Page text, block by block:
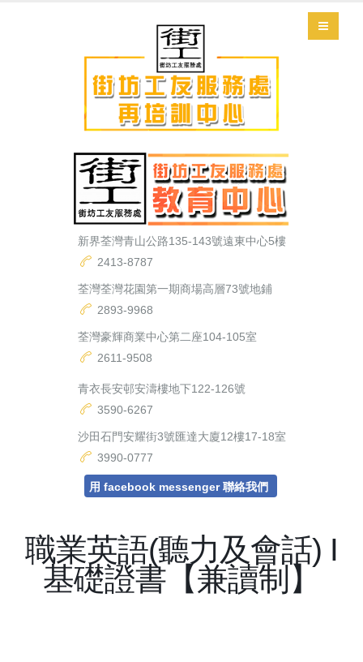
新界荃灣青山公路135-143號遠東中心5樓
2413-8787
荃灣荃灣花園第一期商場高層73號地鋪
2893-9968
荃灣豪輝商業中心第二座104-105室
2611-9508
青衣長安邨安濤樓地下122-126號
3590-6267
沙田石門安耀街3號匯達大廈12樓17-18室
3990-0777
用 facebook messenger 聯絡我們
職業英語(聽力及會話) I
基礎證書【兼讀制】